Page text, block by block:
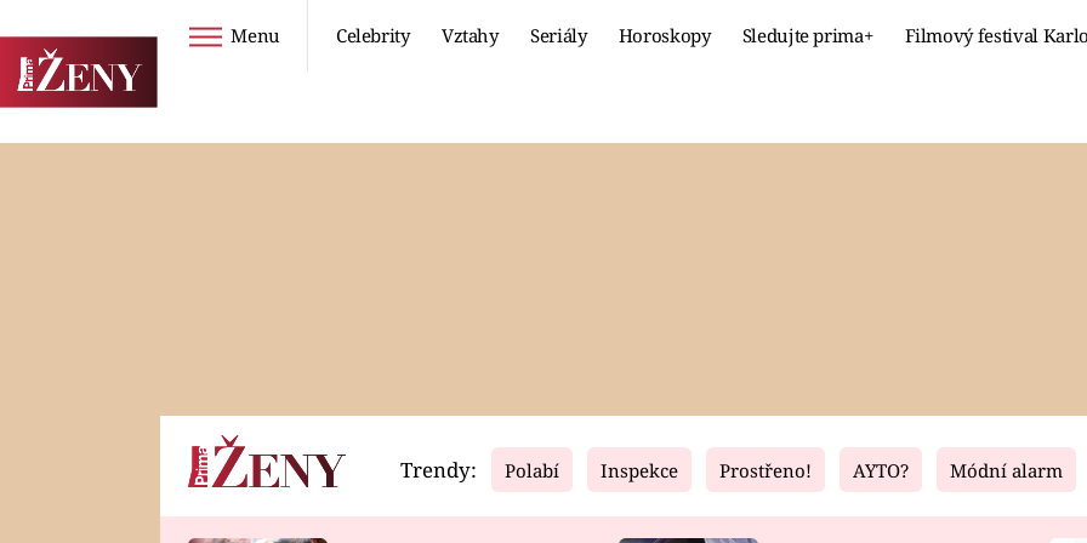
Menu Celebrity Vztahy Seriály Horoskopy Sledujte prima+ Filmový festival
Horoskopy Video Fresh Living
Trendy: Polabí Inspekce Prostřeno! AYTO? Módní alarm